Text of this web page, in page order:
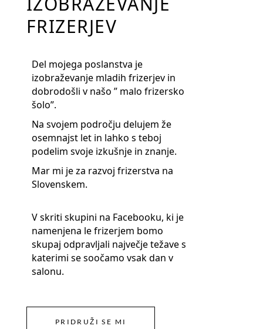
FRIZERJEV
Del mojega poslanstva je
izobraževanje mladih frizerjev in
dobrodošli v našo ” malo frizersko
šolo”.
Na svojem področju delujem že
osemnajst let in lahko s teboj
podelim svoje izkušnje in znanje.
Mar mi je za razvoj frizerstva na
Slovenskem.
V skriti skupini na Facebooku, ki je
namenjena le frizerjem bomo
skupaj odpravljali največje težave s
katerimi se soočamo vsak dan v
salonu.
PRIDRUŽI SE MI